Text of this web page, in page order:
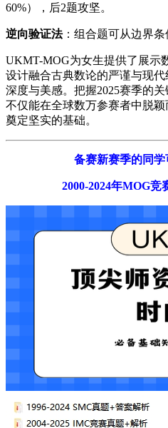
60%），后2题攻坚。
​逆向验证法​：组合题可从边界条
UKMT-MOG为女生提供了展示
设计融合古典数论的严谨与现
深度与美感。把握2025赛季的
不仅能在全球数万参赛者中脱
奠定坚实的基础。
备赛新赛季的同
2000-2024年MOG